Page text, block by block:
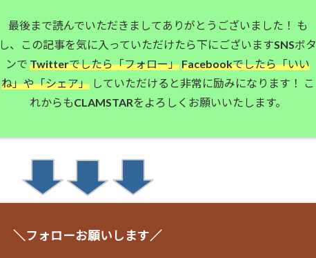
最後まで読んでいただきましてありがとうございました！ も
し、この記事を気に入っていただけたら下にございますSNSボタ
ンでTwitterでしたら「フォロー」Facebookでしたら「いい
ね」や「シェア」していただけると非常に励みになります！ こ
れからもCLAMSTARをよろしくお願いいたします。
＼フォローお願いします／